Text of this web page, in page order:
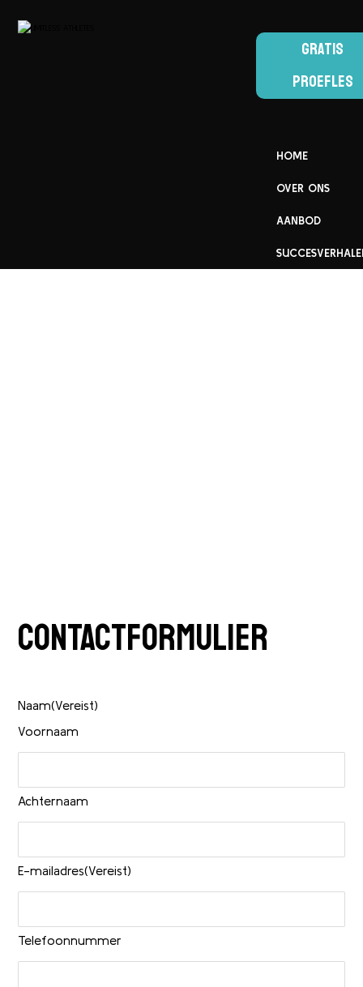
GRATIS
PROEFLES
HOME
OVER ONS
AANBOD
CONTACTFORMULIER
Naam(Vereist)
Voornaam
Achternaam
E-mailadres(Vereist)
Telefoonnummer